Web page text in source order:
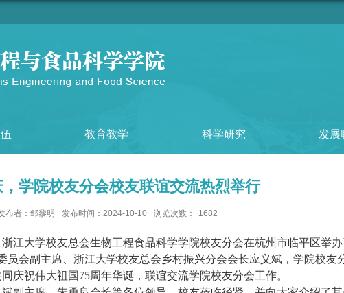
教育教学 科学研究 发展
，学院校友分会校友联谊交流热烈举行
布者：邹黎明 发布时间：2024-10-10 浏览次数： 1682
江大学校友总会生物工程食品科学学院校友分会在杭州市临平区举
员会副主席、浙江大学校友总会乡村振兴分会会长应义斌，学院校友
庆祝伟大祖国 75周年华诞，联谊交流学院校友分会工作。